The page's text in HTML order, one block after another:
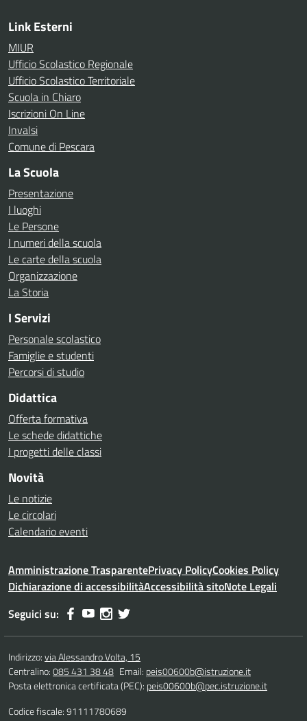
Link Esterni
MIUR
Ufficio Scolastico Regionale
Ufficio Scolastico Territoriale
Scuola in Chiaro
Iscrizioni On Line
Invalsi
Comune di Pescara
La Scuola
Presentazione
I luoghi
Le Persone
I numeri della scuola
Le carte della scuola
Organizzazione
La Storia
I Servizi
Personale scolastico
Famiglie e studenti
Percorsi di studio
Didattica
Offerta formativa
Le schede didattiche
I progetti delle classi
Novità
Le notizie
Le circolari
Calendario eventi
Amministrazione TrasparentePrivacy PolicyCookies Policy
Dichiarazione di accessibilitàAccessibilità sitoNote Legali
Seguici su:
Indirizzo:via Alessandro Volta, 15
Centralino:085 431 38 48 Email: peis00600b@istruzione.it
Posta elettronica certificata (PEC): peis00600b@pec.istruzione.it
Codice fiscale: 91111780689